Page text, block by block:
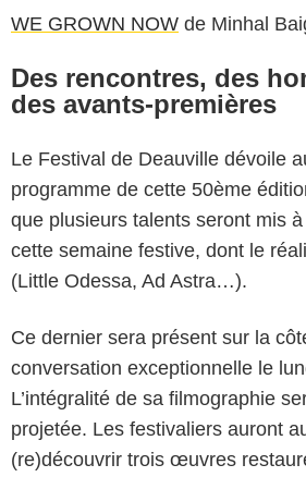
WE GROWN NOW de Minhal
Des rencontres, des
des avants-premières
Le Festival de Deauville dévoile
programme de cette 50ème
que plusieurs talents seront mis à
cette semaine festive, dont le
(Little Odessa, Ad Astra…).
Ce dernier sera présent sur la
conversation exceptionnelle le
L’intégralité de sa filmographie
projetée. Les festivaliers auront
(re)découvrir trois œuvres